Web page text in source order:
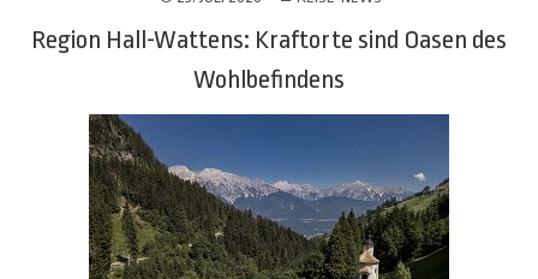
Region Hall-Wattens: Kraftorte sind Oasen des
Wohlbefindens